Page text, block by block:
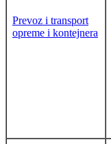
Prevoz i transport
opreme i kontejnera